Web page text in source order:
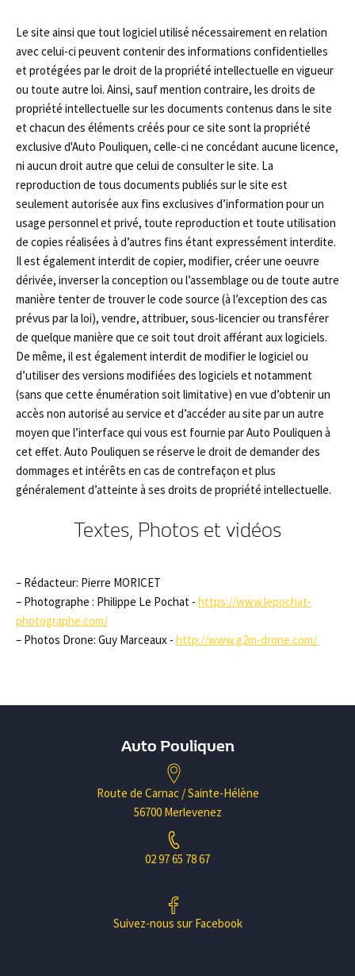
Le site ainsi que tout logiciel utilisé nécessairement en relation
avec celui-ci peuvent contenir des informations confidentielles
et protégées par le droit de la propriété intellectuelle en vigueur
ou toute autre loi. Ainsi, sauf mention contraire, les droits de
propriété intellectuelle sur les documents contenus dans le site
et chacun des éléments créés pour ce site sont la propriété
exclusive d'Auto Pouliquen, celle-ci ne concédant aucune licence,
ni aucun droit autre que celui de consulter le site. La
reproduction de tous documents publiés sur le site est
seulement autorisée aux fins exclusives d’information pour un
usage personnel et privé, toute reproduction et toute utilisation
de copies réalisées à d’autres fins étant expressément interdite.
Il est également interdit de copier, modifier, créer une oeuvre
dérivée, inverser la conception ou l’assemblage ou de toute autre
manière tenter de trouver le code source (à l’exception des cas
prévus par la loi), vendre, attribuer, sous-licencier ou transférer
de quelque manière que ce soit tout droit afférant aux logiciels.
De même, il est également interdit de modifier le logiciel ou
d’utiliser des versions modifiées des logiciels et notamment
(sans que cette énumération soit limitative) en vue d’obtenir un
accès non autorisé au service et d’accéder au site par un autre
moyen que l’interface qui vous est fournie par Auto Pouliquen à
cet effet. Auto Pouliquen se réserve le droit de demander des
dommages et intérêts en cas de contrefaçon et plus
généralement d’atteinte à ses droits de propriété intellectuelle.
Textes, Photos et vidéos
– Rédacteur: Pierre MORICET
– Photographe : Philippe Le Pochat - https://www.lepochat-
photographe.com/
– Photos Drone: Guy Marceaux - http://www.g2m-drone.com/
Auto Pouliquen
Route de Carnac / Sainte-Hélène
56700 Merlevenez
02 97 65 78 67
Suivez-nous sur Facebook